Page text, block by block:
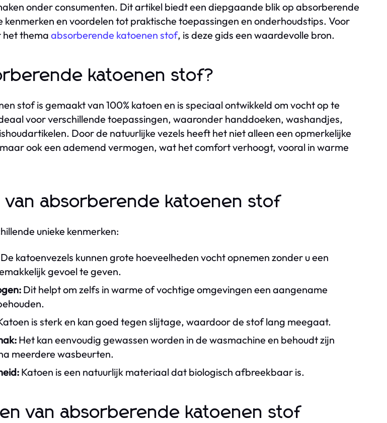
onder consumenten. Dit artikel biedt een diepgaande blik op absorberende
kenmerken en voordelen tot praktische toepassingen en onderhoudstips. Voor
het thema absorberende katoenen stof, is deze gids een waardevolle bron.
katoenen stof?
stof is gemaakt van 100% katoen en is speciaal ontwikkeld om vocht op te
voor verschillende toepassingen, waaronder handdoeken, washandjes,
Door de natuurlijke vezels heeft het niet alleen een opmerkelijke
ook een ademend vermogen, wat het comfort verhoogt, vooral in warme
van absorberende katoenen stof
unieke kenmerken:
De katoenvezels kunnen grote hoeveelheden vocht opnemen zonder u een
gevoel te geven.
Dit helpt om zelfs in warme of vochtige omgevingen een aangename
is sterk en kan goed tegen slijtage, waardoor de stof lang meegaat.
Het kan eenvoudig gewassen worden in de wasmachine en behoudt zijn
meerdere wasbeurten.
Katoen is een natuurlijk materiaal dat biologisch afbreekbaar is.
van absorberende katoenen stof